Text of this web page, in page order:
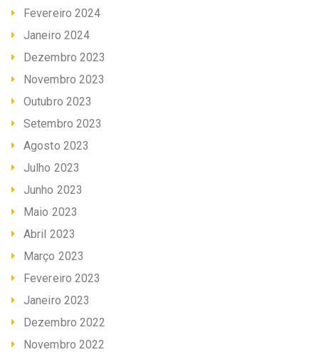
Fevereiro 2024
Janeiro 2024
Dezembro 2023
Novembro 2023
Outubro 2023
Setembro 2023
Agosto 2023
Julho 2023
Junho 2023
Maio 2023
Abril 2023
Março 2023
Fevereiro 2023
Janeiro 2023
Dezembro 2022
Novembro 2022